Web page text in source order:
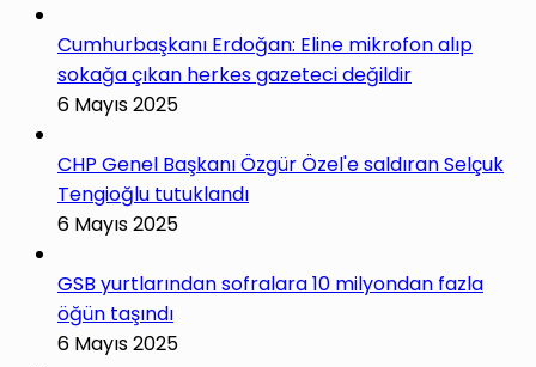
Cumhurbaşkanı Erdoğan: Eline mikrofon alıp
sokağa çıkan herkes gazeteci değildir
6 Mayıs 2025
CHP Genel Başkanı Özgür Özel'e saldıran Selçuk
Tengioğlu tutuklandı
6 Mayıs 2025
GSB yurtlarından sofralara 10 milyondan fazla
öğün taşındı
6 Mayıs 2025